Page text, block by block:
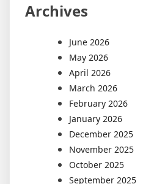
Archives
June 2026
May 2026
April 2026
March 2026
February 2026
January 2026
December 2025
November 2025
October 2025
September 2025